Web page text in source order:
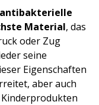
antibakterielle
Material, das
oder Zug
seine
Eigenschaften
aber auch